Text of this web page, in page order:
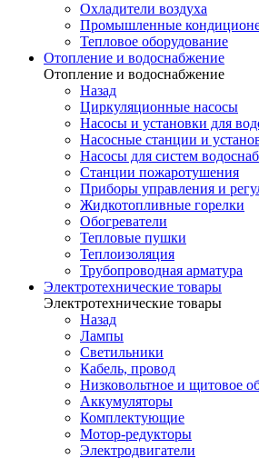
Охладители воздуха
Промышленные
Тепловое оборудование
Отопление и водоснабжение
Отопление и водоснабжение
Назад
Циркуляционные насосы
Насосы и установки для
Насосные станции и
Насосы для систем
Станции пожаротушения
Приборы управления и
Жидкотопливные горелки
Обогреватели
Тепловые пушки
Теплоизоляция
Трубопроводная арматура
Электротехнические товары
Электротехнические товары
Назад
Лампы
Светильники
Кабель, провод
Низковольтное и щитовое
Аккумуляторы
Комплектующие
Мотор-редукторы
Электродвигатели